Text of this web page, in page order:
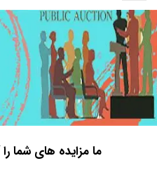
ما مزایده های شما را